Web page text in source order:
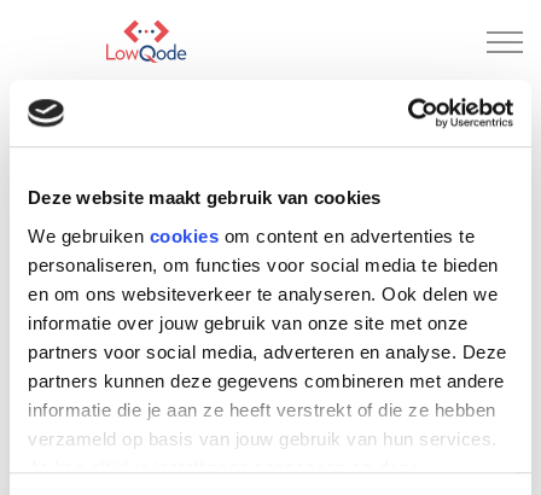
Deze website maakt gebruik van cookies
We gebruiken cookies om content en advertenties te
personaliseren, om functies voor social media te bieden
en om ons websiteverkeer te analyseren. Ook delen we
informatie over jouw gebruik van onze site met onze
partners voor social media, adverteren en analyse. Deze
partners kunnen deze gegevens combineren met andere
informatie die je aan ze heeft verstrekt of die ze hebben
verzameld op basis van jouw gebruik van hun services.
Wij bespreken graag de mogelijkheden die voor u in
het verschiet liggen. Contact opnemen met
LowQode kan via onderstaande wegen.
Voornaam*
Achternaam*